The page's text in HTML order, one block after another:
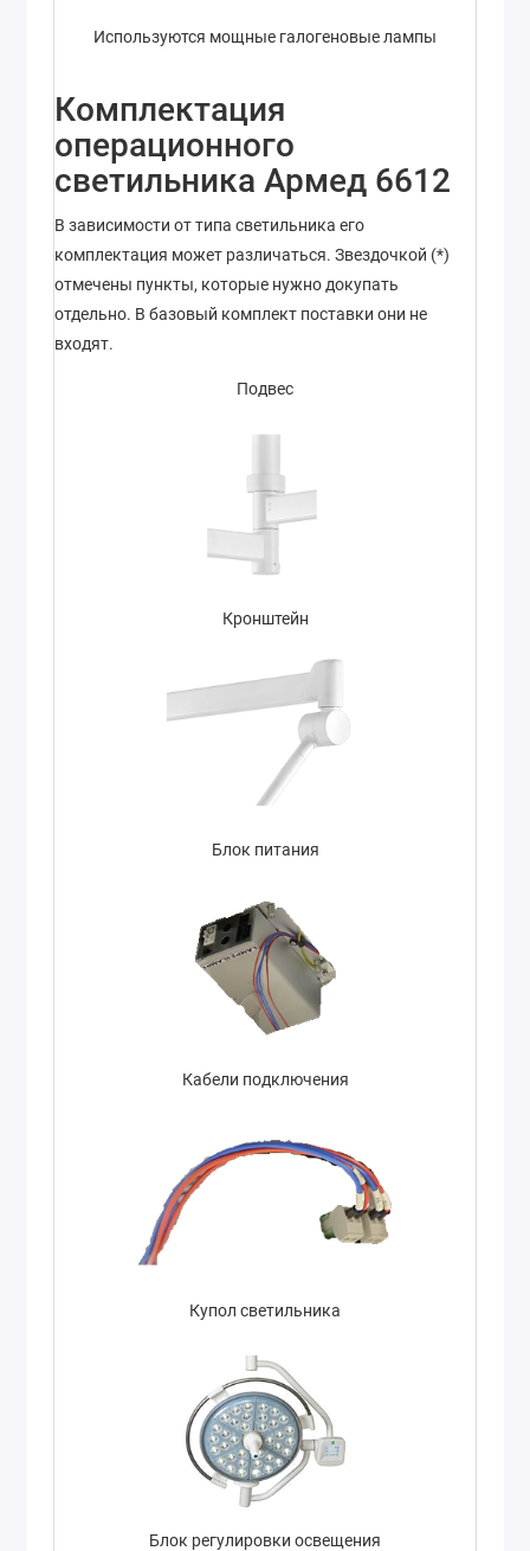
Используются мощные галогеновые лампы
Комплектация
операционного
светильника Армед 6612
В зависимости от типа светильника его
комплектация может различаться. Звездочкой (*)
отмечены пункты, которые нужно докупать
отдельно. В базовый комплект поставки они не
входят.
Подвес
Кронштейн
Блок питания
Кабели подключения
Купол светильника
Блок регулировки освещения